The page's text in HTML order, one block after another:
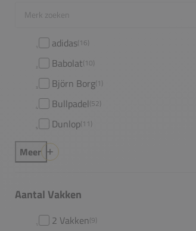
adidas(16)
Babolat(10)
Björn Borg(1)
Bullpadel(52)
Dunlop(11)
Meer
Aantal Vakken
2 Vakken(9)